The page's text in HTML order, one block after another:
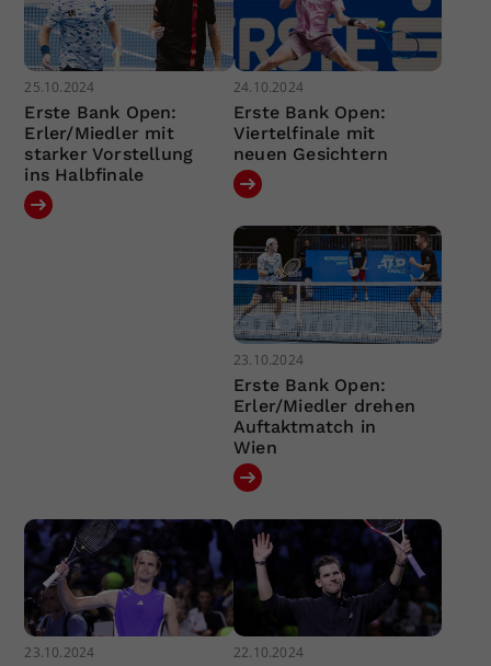
25.10.2024
Erste Bank Open:
Erler/Miedler mit
starker Vorstellung
ins Halbfinale
24.10.2024
Erste Bank Open:
Viertelfinale mit
neuen Gesichtern
23.10.2024
Erste Bank Open:
Erler/Miedler drehen
Auftaktmatch in
Wien
23.10.2024 22.10.2024